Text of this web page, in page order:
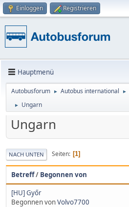
Einloggen Registrieren
Hauptmenü
Autobusforum ► Autobus international ►
► Ungarn
Ungarn
NACH UNTEN Seiten 1
Betreff/ Begonnen von
[HU] Győr
Begonnen vonVolvo7700